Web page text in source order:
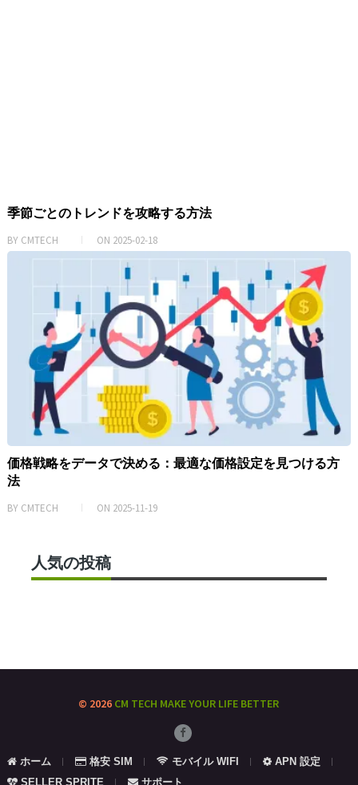
季節ごとのトレンドを攻略する方法
BY CMTECH ON 2025-02-18
価格戦略をデータで決める：最適な価格設定を見つける方
法
BY CMTECH ON 2025-11-19
人気の投稿
© 2026 CM TECH MAKE YOUR LIFE BETTER
ホーム 格安 SIM モバイル WIFI
APN 設定
SELLER SPRITE
サポート